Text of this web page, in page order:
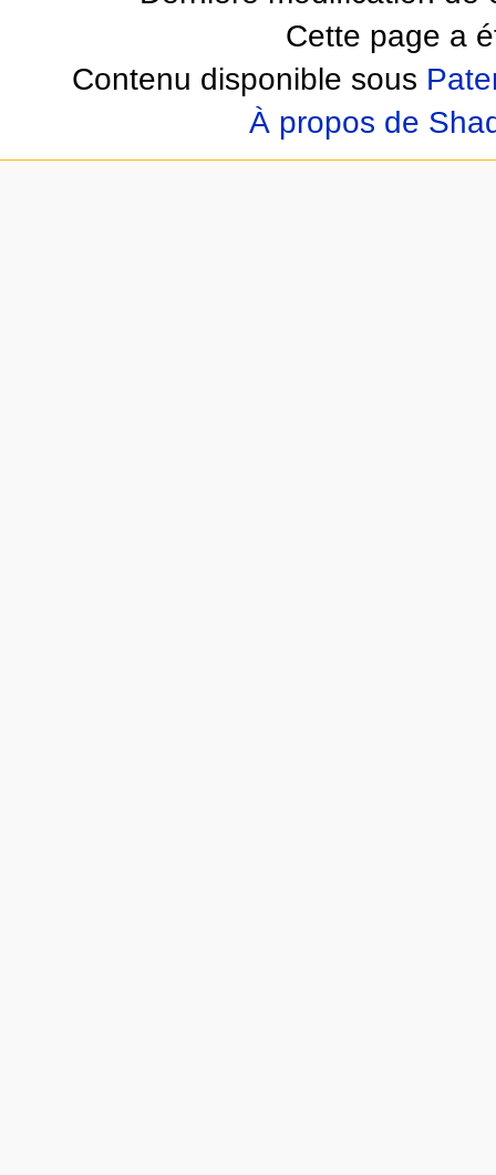
Cette page a
Contenu disponible sous
À propos de